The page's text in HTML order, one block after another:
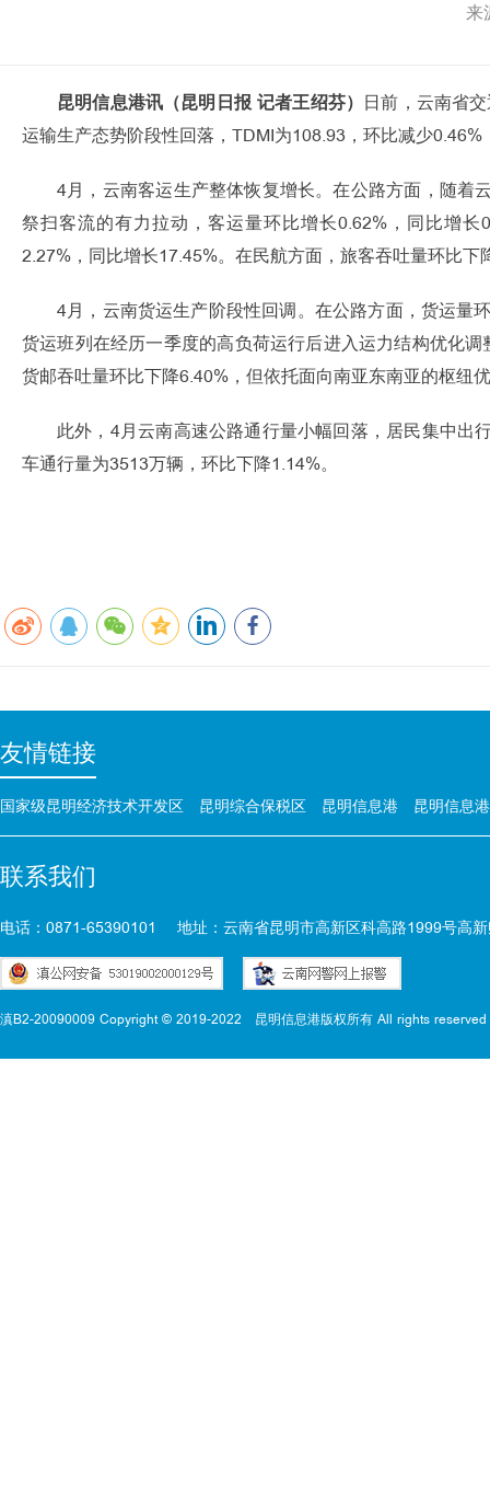
来
昆明信息港讯（昆明日报 记者王绍芬） 日前，云南省
运输生产态势阶段性回落，TDMI为108.93，环比减少0.46%
4月，云南客运生产整体恢复增长。在公路方面，随着
祭扫客流的有力拉动，客运量环比增长0.62%，同比增
2.27%，同比增长17.45%。在民航方面，旅客吞吐量环比下
4月，云南货运生产阶段性回调。在公路方面，货运量
货运班列在经历一季度的高负荷运行后进入运力结构优化
货邮吞吐量环比下降6.40%，但依托面向南亚东南亚的枢纽
此外，4月云南高速公路通行量小幅回落，居民集中出
车通行量为3513万辆，环比下降1.14%。
友情链接
国家级昆明经济技术开发区 昆明综合保税区 昆明信息港 昆明信息
联系我们
电话：0871-65390101 地址：云南省昆明市高新区科高路1999号高
滇B2-20090009 Copyright © 2019-2022 昆明信息港版权所有 All rights reserved